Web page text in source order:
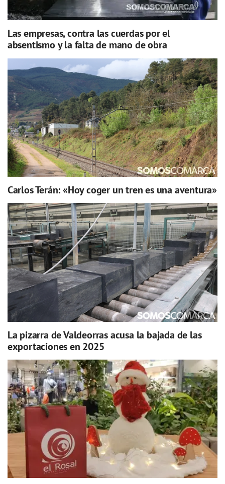
Las empresas, contra las cuerdas por el
absentismo y la falta de mano de obra
Carlos Terán: «Hoy coger un tren es una aventura»
La pizarra de Valdeorras acusa la bajada de las
exportaciones en 2025